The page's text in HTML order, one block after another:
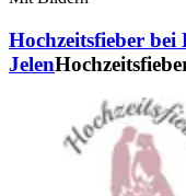
Hochzeitsfieber
Jelen